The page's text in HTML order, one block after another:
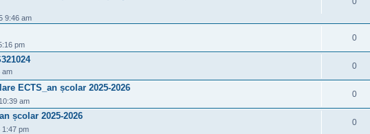
9:46 am
pm
0
am
0
ECTS_an școlar 2025-2026
am
0
școlar 2025-2026
1:47 pm
0